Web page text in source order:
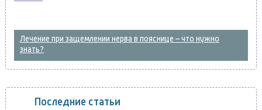
Лечение при защемлении нерва в пояснице – что нужно
знать?
Последние статьи